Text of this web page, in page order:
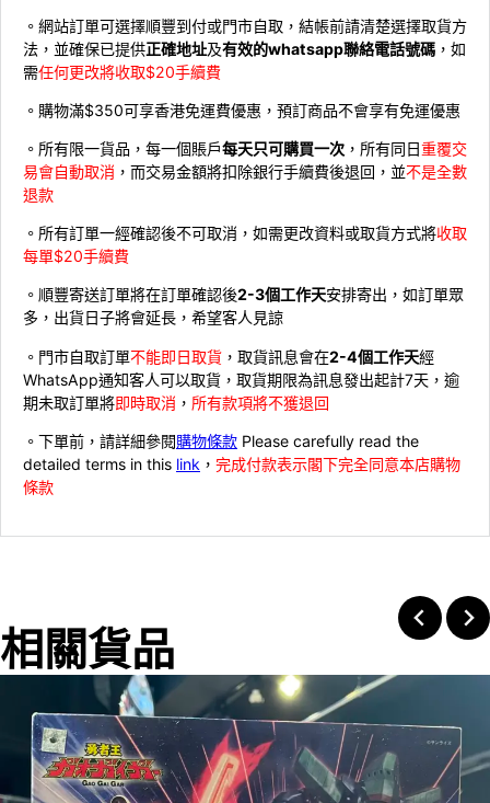
。網站訂單可選擇順豐到付或門市自取，結帳前請清楚選擇取貨方
法，並確保已提供正確地址及有效的whatsapp聯絡電話號碼 ，如
需任何更改將收取$20手續費
。購物滿$350可享香港免運費優惠，預訂商品不會享有免運優惠
。所有限一貨品，每一個賬戶每天只可購買一次 ，所有同日重覆交
易會自動取消 ，而交易金額將扣除銀行手續費後退回，並不是全數
退款
。所有訂單一經確認後不可取消，如需更改資料或取貨方式將收取
每單$20手續費
。順豐寄送訂單將在訂單確認後2-3個工作天安排寄出，如訂單眾
多，出貨日子將會延長，希望客人見諒
。門市自取訂單不能即日取貨 ，取貨訊息會在2-4個工作天經
WhatsApp通知客人可以取貨，取貨期限為訊息發出起計7天，逾
期未取訂單將即時取消 ， 所有款項將不獲退回
。下單前，請詳細參閱購物條款 Please carefully read the
detailed terms in this link ， 完成付款表示閣下完全同意本店購物
條款
相關貨品